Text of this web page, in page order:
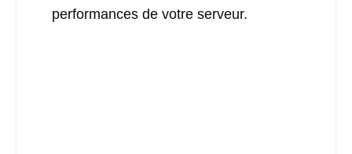
performances de votre serveur.